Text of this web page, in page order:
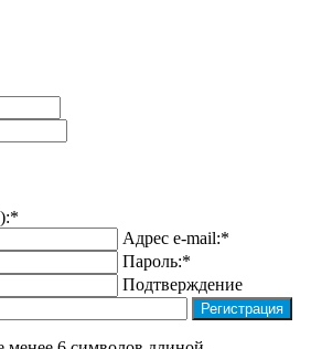
*
Адрес e-mail:*
Пароль:*
Подтверждение